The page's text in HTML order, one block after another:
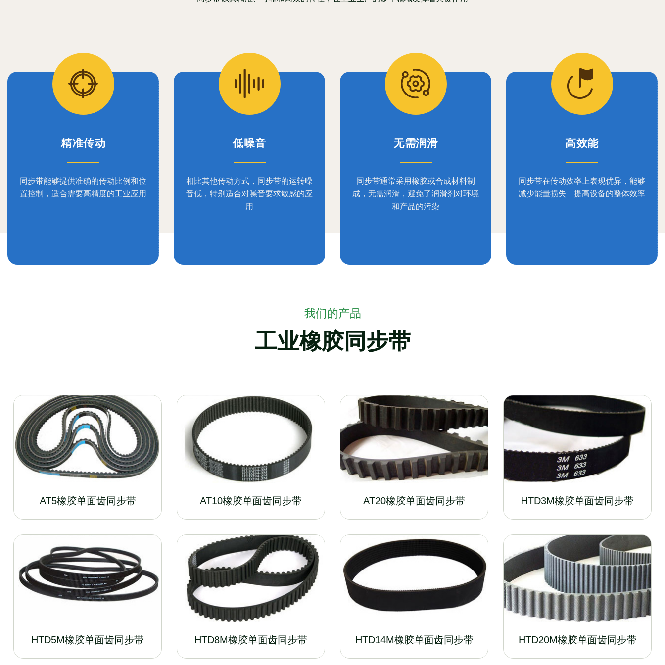
精准传动
同步带能够提供准确的传动比例和位
置控制，适合需要高精度的工业应用
低噪音
相比其他传动方式，同步带的运转噪
音低，特别适合对噪音要求敏感的应
用
无需润滑
同步带通常采用橡胶或合成材料制
成，无需润滑，避免了润滑剂对环境
和产品的污染
高效能
同步带在传动效率上表现优异，能够
减少能量损失，提高设备的整体效率
我们的产品
工业橡胶同步带
AT5橡胶单面齿同步带 AT10橡胶单面齿同步带 AT20橡胶单面齿同步带 HTD3M橡胶单面齿同步带
HTD5M橡胶单面齿同步带 HTD8M橡胶单面齿同步带 HTD14M橡胶单面齿同步带 HTD20M橡胶单面齿同步带